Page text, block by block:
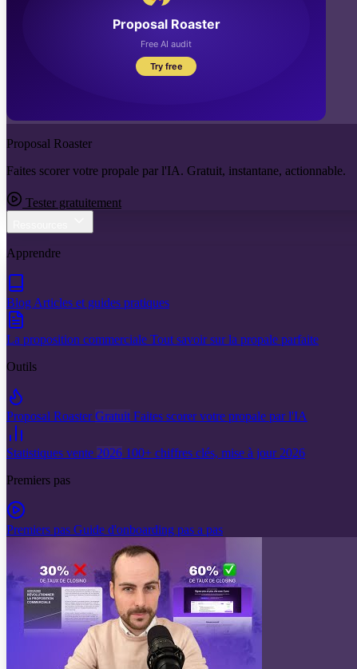
Proposal Roaster
Faites scorer votre propale par l'IA. Gratuit, instantane, actionnable.
Tester gratuitement
Apprendre
Blog Articles et guides pratiques
La proposition commerciale Tout savoir sur la propale parfaite
Outils
Proposal RoasterGratuit Faites scorer votre propale par l'IA
Statistiques vente 2026 100+ chiffres clés, mise à jour 2026
Premiers pas
Premiers pas Guide d'onboarding pas a pas